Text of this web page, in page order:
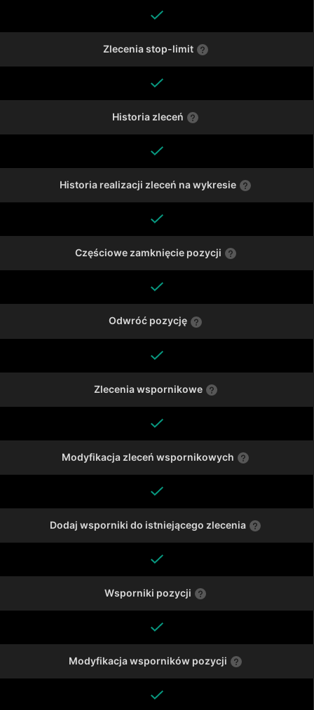
Zlecenia stop-limit
Historia zleceń
Historia realizacji zleceń na wykresie
Częściowe zamknięcie pozycji
Odwróć pozycję
Zlecenia wspornikowe
Modyfikacja zleceń wspornikowych
Dodaj wsporniki do istniejącego zlecenia
Wsporniki pozycji
Modyfikacja wsporników pozycji